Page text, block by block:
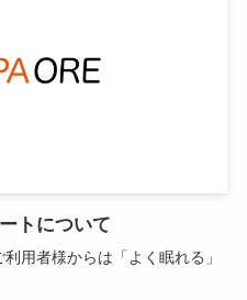
トについて
用者様からは「よく眠れる」